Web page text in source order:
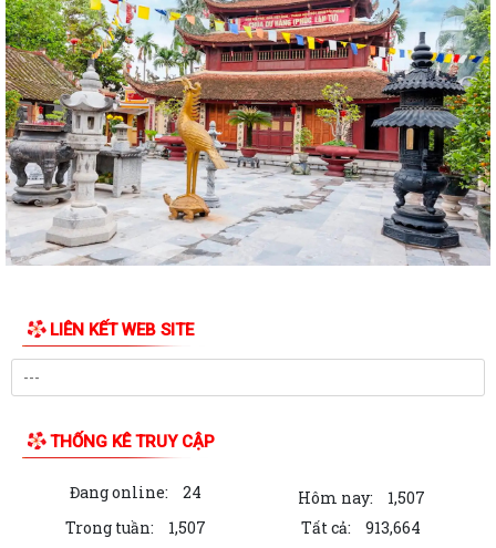
lý đơn khiếu nại, tố...
QUYẾT ĐỊNH: Ban hành Nội quy tiếp công dân tại Trụ sở Ủy ban nhân
dân xã An Quang
Quy định số 132-QĐ/TW của Bộ Chính trị và Kế hoạch số 69-KH/TU,
ngày 12/6/2026 của Ban Thường vụ...
Quy định số 178-QĐ/TW của Bộ Chính trị và Kế hoạch số 66-KH/TU,
ngày 08/6/2026 của Ban Thường vụ...
Thông báo về việc công khai số điện thoại đường dây nóng tiếp nhận
Thông báo Về việc công khai số điện thoại đường dây nóng tiếp nhận
thông tin phản ánh, kiến nghị,...
ủy về giải pháp nâng cao chất lượng...
CHỈ THỊ SỐ 05-CT/TW NGÀY 30/3/2026 CỦA BỘ CHÍNH TRỊ VỀ TĂNG
LIÊN KẾT WEB SITE
THỐNG KÊ TRUY CẬP
Đang online: 24 Hôm nay:
1,507
Trong tuần:
1,507 Tất cả: 913,664